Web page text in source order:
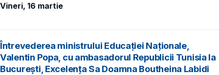
Vineri, 16 martie
Întrevederea ministrului Educației Naționale,
Valentin Popa, cu ambasadorul Republicii Tunisia la
București, Excelența Sa Doamna Boutheina Labidi